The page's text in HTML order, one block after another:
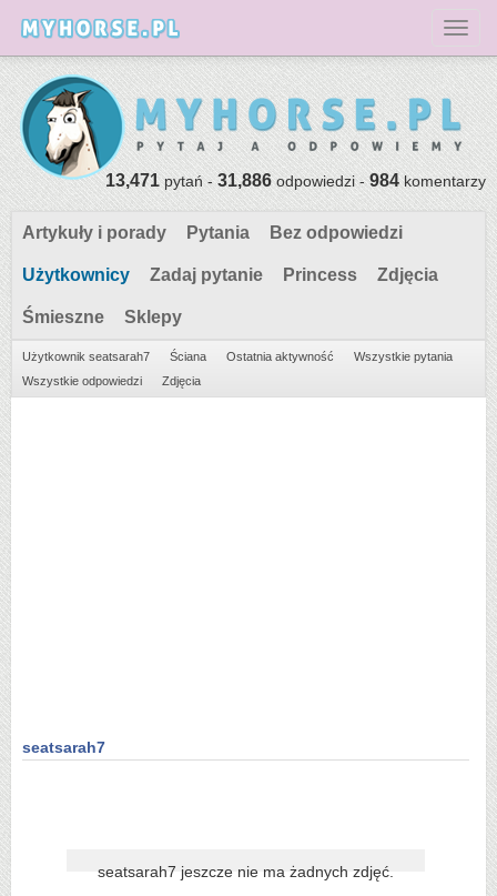
13,471pytań -31,886odpowiedzi -984komentarzy
Artykuły i porady Pytania Bez odpowiedzi
Użytkownicy Zadaj pytanie Princess Zdjęcia
Śmieszne Sklepy
Użytkownik seatsarah7 Ściana Ostatnia aktywność
Wszystkie pytania
Wszystkie odpowiedzi
Zdjęcia
seatsarah7
seatsarah7 jeszcze nie ma żadnych zdjęć.